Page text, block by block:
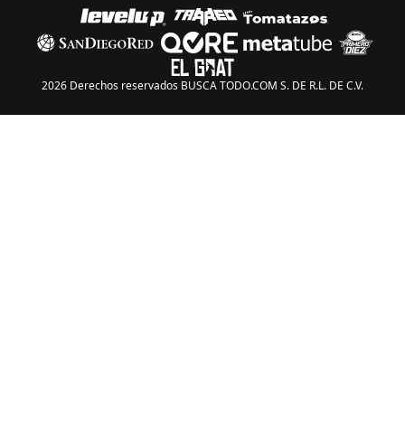
2026 Derechos reservados BUSCA TODO.COM S. DE R.L. DE C.V.